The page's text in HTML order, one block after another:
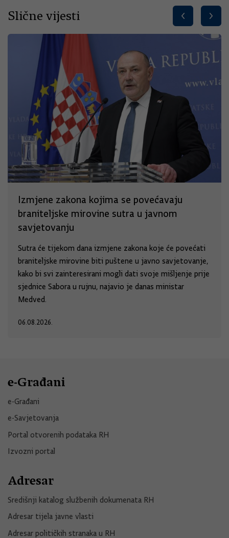
Slične vijesti
Izmjene zakona kojima se povećavaju
braniteljske mirovine sutra u javnom
savjetovanju
Sutra će tijekom dana izmjene zakona koje će povećati
braniteljske mirovine biti puštene u javno savjetovanje,
kako bi svi zainteresirani mogli dati svoje mišljenje prije
sjednice Sabora u rujnu, najavio je danas ministar
Medved.
06.08.2026.
e-Građani
e-Građani
e-Savjetovanja
Portal otvorenih podataka RH
Izvozni portal
Adresar
Središnji katalog službenih dokumenata RH
Adresar tijela javne vlasti
Adresar političkih stranaka u RH